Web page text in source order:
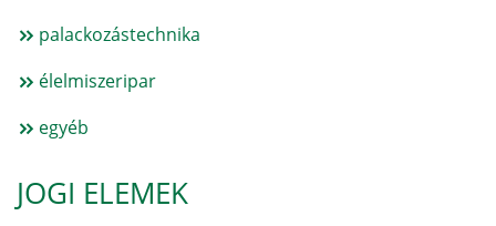
palackozástechnika
élelmiszeripar
egyéb
JOGI ELEMEK